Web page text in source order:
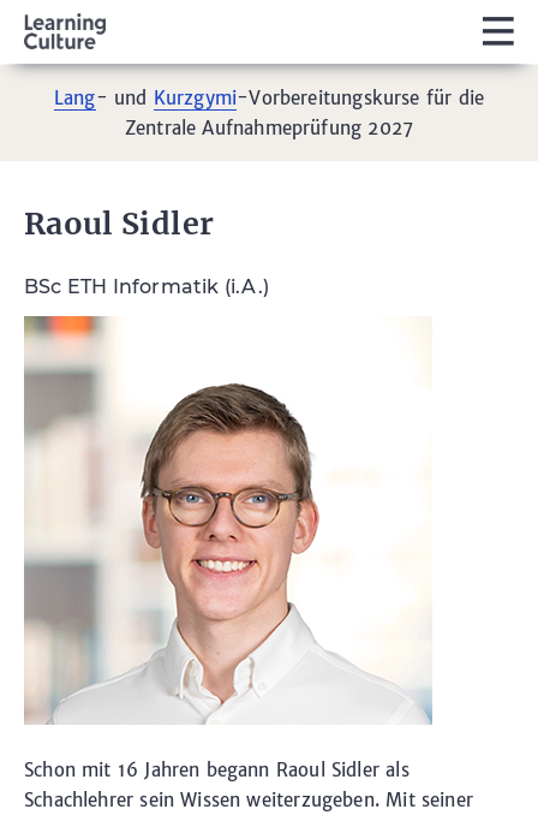
Lang- und Kurzgymi-Vorbereitungskurse für die
Zentrale Aufnahmeprüfung 2027
Raoul Sidler
BSc ETH Informatik (i.A.)
Schon mit 16 Jahren begann Raoul Sidler als
Schachlehrer sein Wissen weiterzugeben. Mit seiner